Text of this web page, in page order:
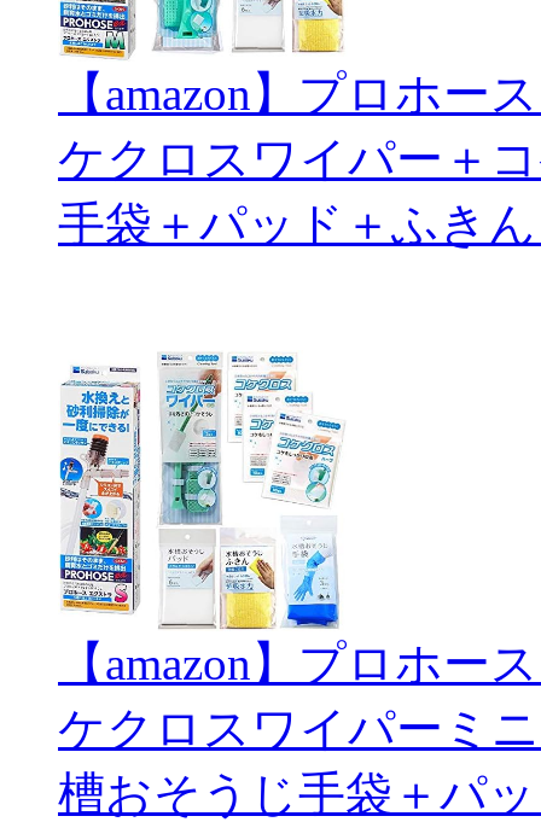
【amazon】プロホ
ケクロスワイパー＋
手袋＋パッド＋ふき
【amazon】プロホー
ケクロスワイパーミ
槽おそうじ手袋＋パ